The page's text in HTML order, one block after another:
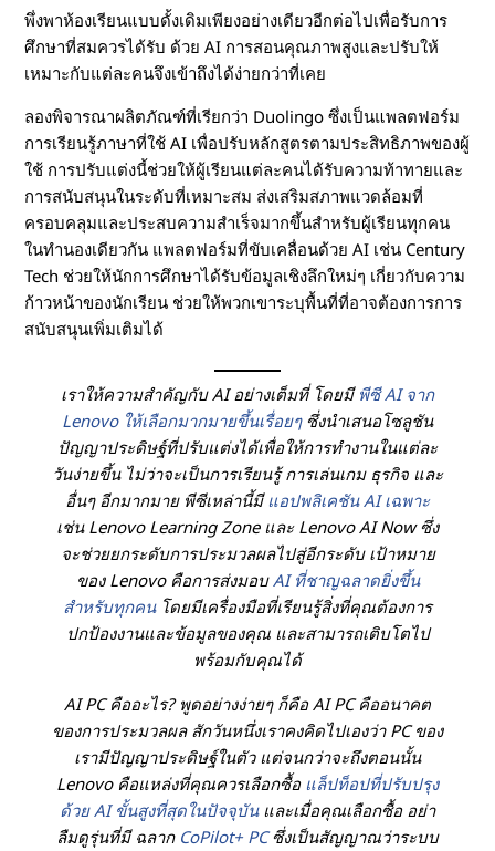
พึ่งพาห้องเรียนแบบดั้งเดิมเพียงอย่างเดียวอีกต่อไปเพื่อรับการ
ศึกษาที่สมควรได้รับ ด้วย AI การสอนคุณภาพสูงและปรับให้
เหมาะกับแต่ละคนจึงเข้าถึงได้ง่ายกว่าที่เคย
ลองพิจารณาผลิตภัณฑ์ที่เรียกว่า Duolingo ซึ่งเป็นแพลตฟอร์ม
การเรียนรู้ภาษาที่ใช้ AI เพื่อปรับหลักสูตรตามประสิทธิภาพของผู้
ใช้ การปรับแต่งนี้ช่วยให้ผู้เรียนแต่ละคนได้รับความท้าทายและ
การสนับสนุนในระดับที่เหมาะสม ส่งเสริมสภาพแวดล้อมที่
ครอบคลุมและประสบความสำเร็จมากขึ้นสำหรับผู้เรียนทุกคน
ในทำนองเดียวกัน แพลตฟอร์มที่ขับเคลื่อนด้วย AI เช่น Century
Tech ช่วยให้นักการศึกษาได้รับข้อมูลเชิงลึกใหม่ๆ เกี่ยวกับความ
ก้าวหน้าของนักเรียน ช่วยให้พวกเขาระบุพื้นที่ที่อาจต้องการการ
สนับสนุนเพิ่มเติมได้
เราให้ความสำคัญกับ AI อย่างเต็มที่ โดยมี พีซี AI จาก
Lenovo ให้เลือกมากมายขึ้นเรื่อยๆ ซึ่งนำเสนอโซลูชัน
ปัญญาประดิษฐ์ที่ปรับแต่งได้เพื่อให้การทำงานในแต่ละ
วันง่ายขึ้น ไม่ว่าจะเป็นการเรียนรู้ การเล่นเกม ธุรกิจ และ
อื่นๆ อีกมากมาย พีซีเหล่านี้มีแอปพลิเคชัน AI เฉพาะ
เช่น Lenovo Learning Zone และ Lenovo AI Now ซึ่ง
จะช่วยยกระดับการประมวลผลไปสู่อีกระดับ เป้าหมาย
ของ Lenovo คือการส่งมอบ AI ที่ชาญฉลาดยิ่งขึ้น
สำหรับทุกคน โดยมีเครื่องมือที่เรียนรู้สิ่งที่คุณต้องการ
ปกป้องงานและข้อมูลของคุณ และสามารถเติบโตไป
พร้อมกับคุณได้
AI PC คืออะไร? พูดอย่างง่ายๆ ก็คือ AI PC คืออนาคต
ของการประมวลผล สักวันหนึ่งเราคงคิดไปเองว่า PC ของ
เรามีปัญญาประดิษฐ์ในตัว แต่จนกว่าจะถึงตอนนั้น
Lenovo คือแหล่งที่คุณควรเลือกซื้อ แล็ปท็อปที่ปรับปรุง
ด้วย AI ขั้นสูงที่สุดในปัจจุบัน และเมื่อคุณเลือกซื้อ อย่า
ลืมดูรุ่นที่มี ฉลาก CoPilot+ PCซึ่งเป็นสัญญาณว่าระบบ